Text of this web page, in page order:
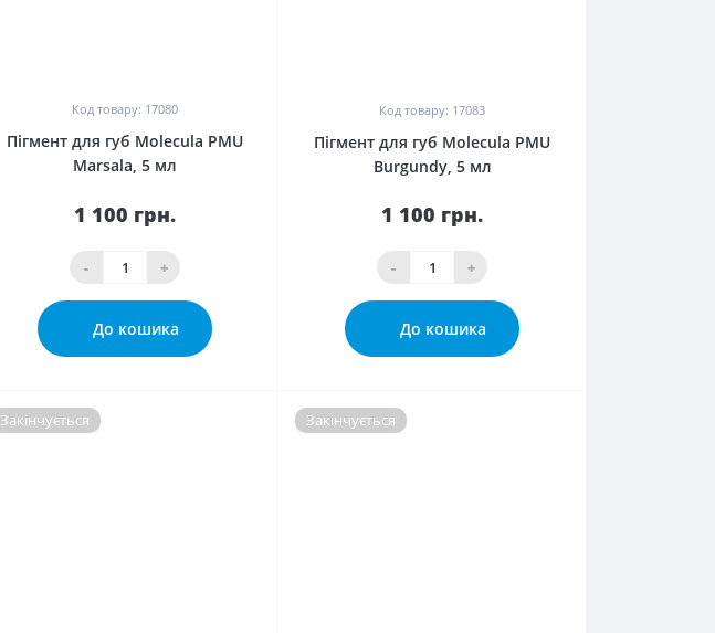
Код товару: 17080
Пігмент для губ Molecula PMU
Marsala, 5 мл
1 100 грн.
- +
До кошика
Код товару: 17083
Пігмент для губ Molecula PMU
Burgundy, 5 мл
1 100 грн.
- +
До кошика
Закінчується Закінчується